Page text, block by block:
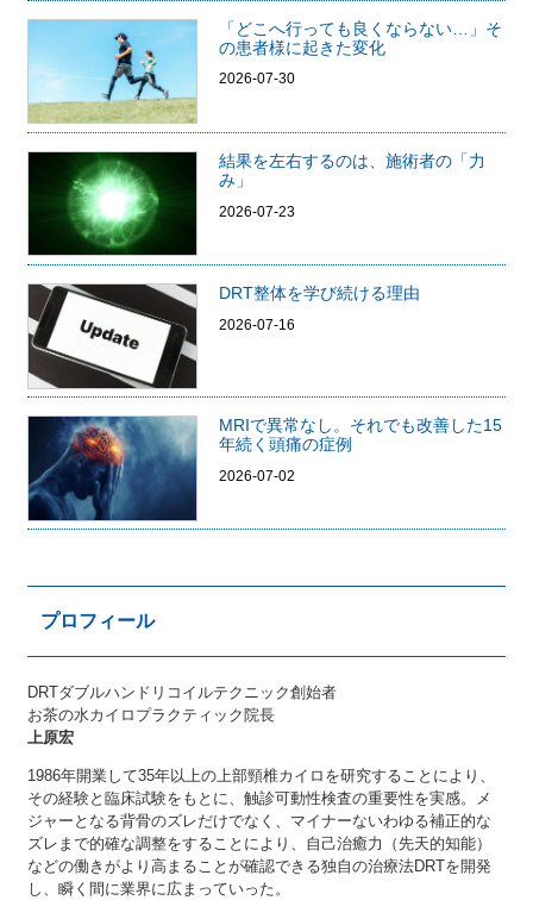
「どこへ行っても良くならない…」そ
の患者様に起きた変化
2026-07-30
結果を左右するのは、施術者の「力
み」
2026-07-23
DRT整体を学び続ける理由
2026-07-16
MRIで異常なし。それでも改善した15
年続く頭痛の症例
2026-07-02
プロフィール
DRTダブルハンドリコイルテクニック創始者
お茶の水カイロプラクティック院長
上原宏
1986年開業して35年以上の上部頸椎カイロを研究することにより、
その経験と臨床試験をもとに、触診可動性検査の重要性を実感。メ
ジャーとなる背骨のズレだけでなく、マイナーないわゆる補正的な
ズレまで的確な調整をすることにより、自己治癒力（先天的知能）
などの働きがより高まることが確認できる独自の治療法DRTを開発
し、瞬く間に業界に広まっていった。